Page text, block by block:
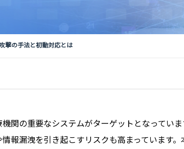
撃の手法と初動対応とは
関の重要なシステムがターゲットとなっていま
報漏洩を引き起こすリスクも高まっています。